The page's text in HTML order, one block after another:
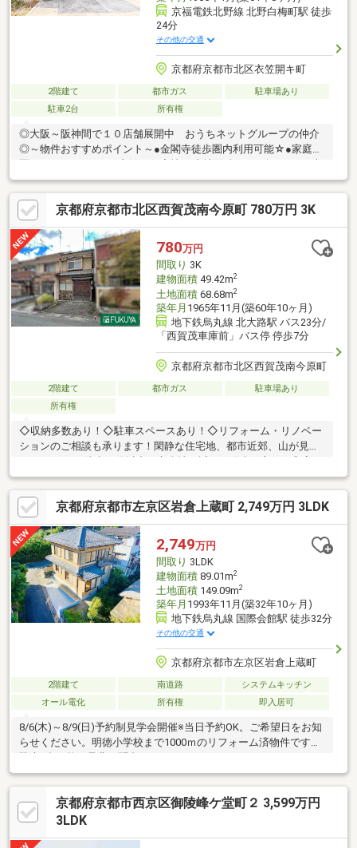
京福電鉄北野線 北野白梅町駅 徒歩
24分
その他の交通
京都府京都市北区衣笠開キ町
2階建て 都市ガス
駐車場あり
駐車2台
所有権
◎大阪～阪神間で１０店舗展開中 おうちネットグループの仲介
◎～物件おすすめポイント～●金閣寺徒歩圏内利用可能☆●家庭菜
益（民泊）や別荘に最適です♪～周辺環境～デイリーカナートイズ
ミヤ千本北大路店まで741m 徒歩約10分生鮮館なかむら北山店ま
で1337m 徒歩約17分コープきぬがさまで1310m 徒歩約17分ロ
ーソン千本北大路店まで515m 徒歩約7分ダックス京都衣笠店ま
で947m 徒歩約12分ドラッグユタカ紫野店まで1160m 徒歩約
15分社会福祉法人京都社会事業財団西陣病院まで1340m 徒歩約
17分
京都府京都市北区西賀茂南今原町 780万円 3K
780万円
間取り 3K
建物面積49.42m2
土地面積68.68m2
築年月 1965年11月(築60年10ヶ月)
地下鉄烏丸線 北大路駅 バス23分/
「西賀茂車庫前」バス停 停歩7分
京都府京都市北区西賀茂南今原町
2階建て 都市ガス
駐車場あり
所有権
◇収納多数あり！◇駐車スペースあり！◇リフォーム・リノベー
ションのご相談も承ります！閑静な住宅地、都市近郊、山が見え
庭、南庭、通風良好、眺望良好、都市ガス、高台に立地■■■■■
現地見学予約受付中 ■■■■■ご希望があれば周辺物件もご一緒に
ご案内できます。現地集合・現地解散も可能。営業車での送迎も
可能です。お問い合わせは［０１２０－５０－２９８２］までお
気軽にご連絡くださいませ。福屋不動産販売 京都北店
京都府京都市左京区岩倉上蔵町 2,749万円 3LDK
2,749万円
間取り 3LDK
建物面積89.01m2
土地面積149.09m2
築年月 1993年11月(築32年10ヶ月)
地下鉄烏丸線 国際会館駅 徒歩32分
その他の交通
京都府京都市左京区岩倉上蔵町
2階建て 南道路
システムキッチン
オール電化
所有権 即入居可
8/6(木)～8/9(日)予約制見学会開催※当日予約OK。ご希望日をお知
らせください。明徳小学校まで1000ｍのリフォーム済物件です。
京都府京都市西京区御陵峰ケ堂町２ 3,599万円
3LDK